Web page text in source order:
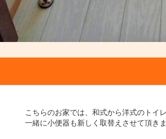
こちらのお家では、和式から洋式のトイ
一緒に小便器も新しく取替えさせて頂き